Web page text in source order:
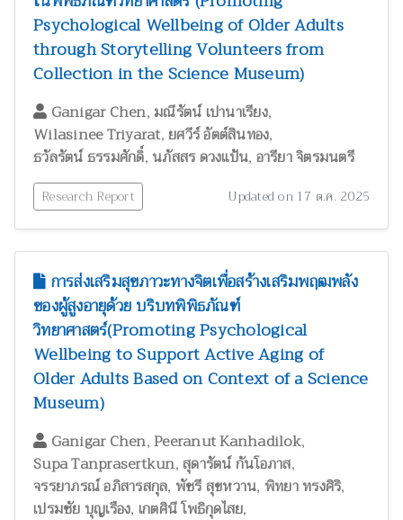
Psychological Wellbeing of Older Adults
through Storytelling Volunteers from
Collection in the Science Museum)
Ganigar Chen, มณีรัตน์ เปานาเรียง,
Wilasinee Triyarat, ยศวีร์ อัตต์สินทอง,
ธวัลรัตน์ ธรรมศักดิ์, นภัสสร ดวงแป้น, อารียา จิตรมนตรี
Research Report Updated on 17 ต.ค. 2025
การส่งเสริมสุขภาวะทางจิตเพื่อสร้างเสริมพฤฒพลัง
ของผู้สูงอายุด้วย บริบทพิพิธภัณฑ์
วิทยาศาสตร์(Promoting Psychological
Wellbeing to Support Active Aging of
Older Adults Based on Context of a Science
Museum)
Ganigar Chen,Peeranut Kanhadilok,
Supa Tanprasertkun,สุดารัตน์ กันโอภาส,
จรรยาภรณ์ อภิสารสกุล, พัชรี สุขหวาน, พิทยา ทรงศิริ,
เปรมชัย บุญเรือง, เกตศินี โพธิกุดไสย,